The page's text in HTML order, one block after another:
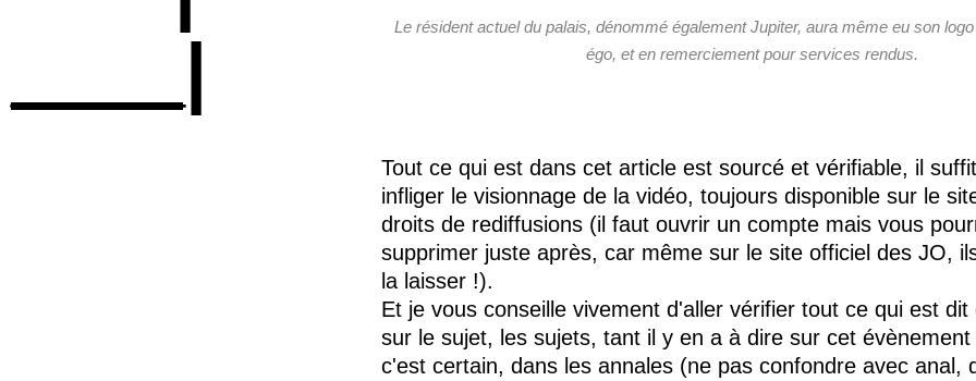
____|
Le résident actuel du palais, dénommé également Jupiter, aura même eu son
égo, et en remerciement pour services rendus.
Tout ce qui est dans cet article est sourcé et vérifiable, il
infliger le visionnage de la vidéo, toujours disponible sur le
droits de rediffusions (il faut ouvrir un compte mais vous
supprimer juste après, car même sur le site officiel des JO,
la laisser !).
Et je vous conseille vivement d'aller vérifier tout ce qui est dit
sur le sujet, les sujets, tant il y en a à dire sur cet évènement
c'est certain, dans les annales (ne pas confondre avec anal,